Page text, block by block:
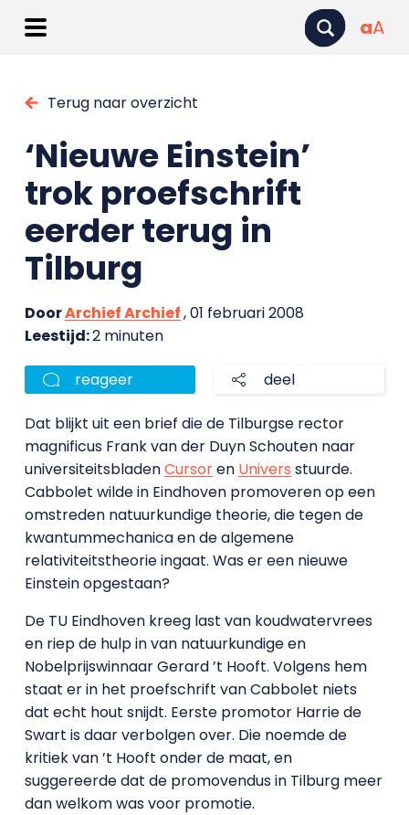
aA
Terug naar overzicht
‘Nieuwe Einstein’
trok proefschrift
eerder terug in
Tilburg
DoorArchief Archief, 01 februari 2008
Leestijd:2 minuten
reageer deel
Dat blijkt uit een brief die de Tilburgse rector
magnificus Frank van der Duyn Schouten naar
universiteitsbladenCursoren Univers stuurde.
Cabbolet wilde in Eindhoven promoveren op een
omstreden natuurkundige theorie, die tegen de
kwantummechanica en de algemene
relativiteitstheorie ingaat. Was er een nieuwe
Einstein opgestaan?
De TU Eindhoven kreeg last van koudwatervrees
en riep de hulp in van natuurkundige en
Nobelprijswinnaar Gerard ’t Hooft. Volgens hem
staat er in het proefschrift van Cabbolet niets
dat echt hout snijdt. Eerste promotor Harrie de
Swart is daar verbolgen over. Die noemde de
kritiek van ’t Hooft onder de maat, en
suggereerde dat de promovendus in Tilburg meer
dan welkom was voor promotie.